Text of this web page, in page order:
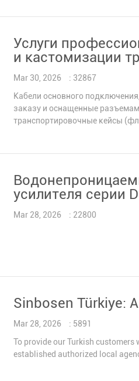
АУДИО КОМБИНАЦИЯ
Услуги
и кастомизации
Mar 30, 2026
: 32867
Кабели основного
заказу и оснащенные
транспортировочные кейсы
усилителя серии
Mar 28, 2026 : 22800
Sinbosen Türkiye:
Mar 28, 2026
: 5891
To provide our Turkish
established authorized local